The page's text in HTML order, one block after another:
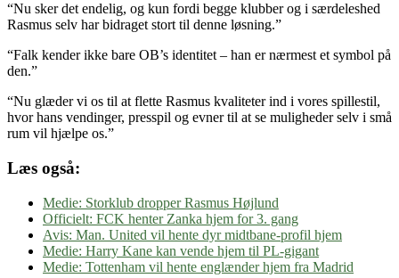
“Nu sker det endelig, og kun fordi begge klubber og i særdeleshed
Rasmus selv har bidraget stort til denne løsning.”
“Falk kender ikke bare OB’s identitet – han er nærmest et symbol på
den.”
“Nu glæder vi os til at flette Rasmus kvaliteter ind i vores spillestil,
hvor hans vendinger, presspil og evner til at se muligheder selv i små
rum vil hjælpe os.”
Læs også:
Medie: Storklub dropper Rasmus Højlund
Officielt: FCK henter Zanka hjem for 3. gang
Avis: Man. United vil hente dyr midtbane-profil hjem
Medie: Harry Kane kan vende hjem til PL-gigant
Medie: Tottenham vil hente englænder hjem fra Madrid